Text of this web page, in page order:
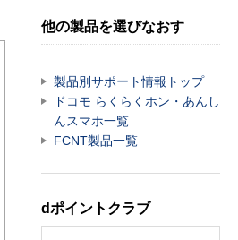
他の製品を選びなおす
製品別サポート情報トップ
ドコモ らくらくホン・あんし
んスマホ一覧
FCNT製品一覧
dポイントクラブ